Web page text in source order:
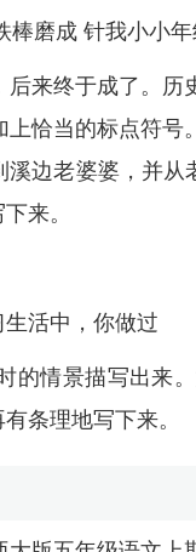
磨成 针我小小
来终于成了。历
恰当的标点符号
边老婆婆，并从
来。
活中，你做过
的情景描写出来
条理地写下来。